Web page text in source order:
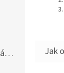
Tom Hiddleston - 2026 kalendář A3